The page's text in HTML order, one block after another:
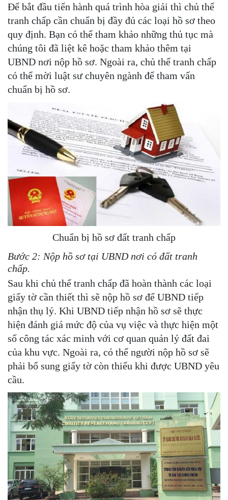
Để bắt đầu tiến hành quá trình hòa giải thì chủ thể
tranh chấp cần chuẩn bị đầy đủ các loại hồ sơ theo
quy định. Bạn có thể tham khảo những thủ tục mà
chúng tôi đã liệt kê hoặc tham khảo thêm tại
UBND nơi nộp hồ sơ. Ngoài ra, chủ thể tranh chấp
có thể mời luật sư chuyên ngành để tham vấn
chuẩn bị hồ sơ.
Chuẩn bị hồ sơ đất tranh chấp
Bước 2: Nộp hồ sơ tại UBND nơi có đất tranh
chấp.
Sau khi chủ thể tranh chấp đã hoàn thành các loại
giấy tờ cần thiết thì sẽ nộp hồ sơ để UBND tiếp
nhận thụ lý. Khi UBND tiếp nhận hồ sơ sẽ thực
hiện đánh giá mức độ của vụ việc và thực hiện một
số công tác xác minh với cơ quan quản lý đất đai
của khu vực. Ngoài ra, có thể người nộp hồ sơ sẽ
phải bổ sung giấy tờ còn thiếu khi được UBND yêu
cầu.